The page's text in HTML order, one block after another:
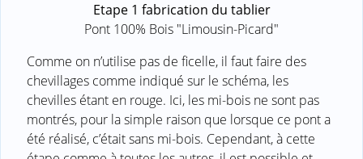
Etape 1 fabrication du tablier
Pont 100% Bois "Limousin-Picard"
Comme on n’utilise pas de ficelle, il faut faire des
chevillages comme indiqué sur le schéma, les
chevilles étant en rouge. Ici, les mi-bois ne sont pas
montrés, pour la simple raison que lorsque ce pont a
été réalisé, c’était sans mi-bois. Cependant, à cette